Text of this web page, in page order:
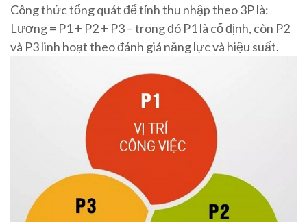
Công thức tổng quát để tính thu nhập theo 3P là:
Lương = P1 + P2 + P3 – trong đó P1 là cố định, còn P2
và P3 linh hoạt theo đánh giá năng lực và hiệu suất.